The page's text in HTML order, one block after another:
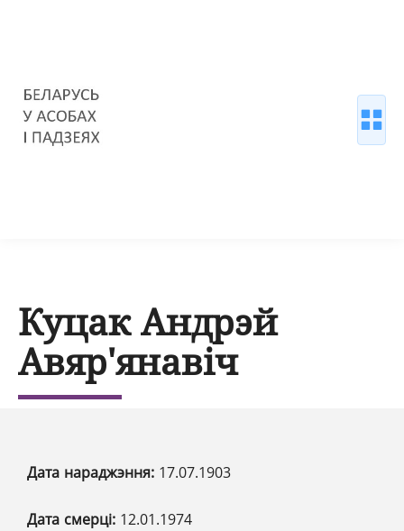
Куцак Андрэй
Авяр'янавіч
Дата нараджэння: 17.07.1903
Дата смерці: 12.01.1974